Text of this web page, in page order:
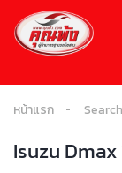
หน้าแรก Search
Isuzu